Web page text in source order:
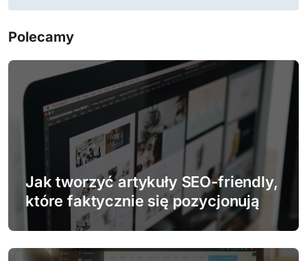
a
w
i
s
Polecamy
Jak tworzyć artykuły SEO-friendly,
które faktycznie się pozycjonują